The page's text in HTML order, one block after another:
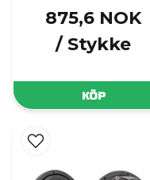
875,6 NOK
/ Stykke
KÖP